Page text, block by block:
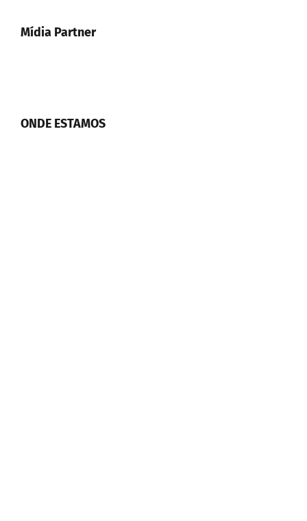
Mídia Partner
ONDE ESTAMOS